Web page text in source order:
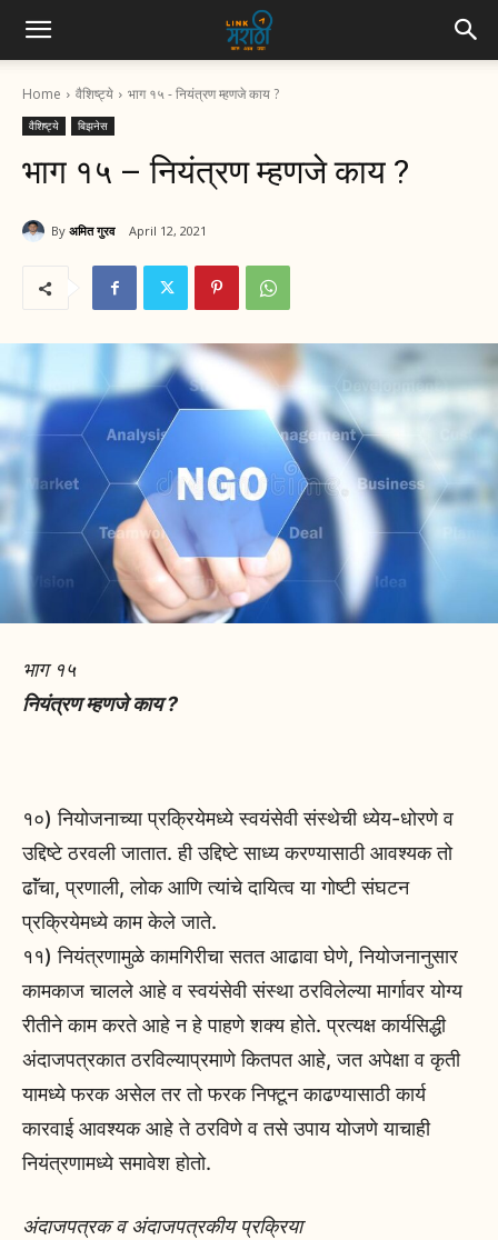
Home वैशिष्ट्ये भाग १५ - नियंत्रण म्हणजे काय ?
वैशिष्ट्ये बिझनेस
भाग १५ – नियंत्रण म्हणजे काय ?
By अमित गुरव April 12, 2021
भाग १५
नियंत्रण म्हणजे काय ?
१०) नियोजनाच्या प्रक्रियेमध्ये स्वयंसेवी संस्थेची ध्येय-धोरणे व
उद्दिष्टे ठरवली जातात. ही उद्दिष्टे साध्य करण्यासाठी आवश्यक तो
ढाॅंचा, प्रणाली, लोक आणि त्यांचे दायित्व या गोष्टी संघटन
प्रक्रियेमध्ये काम केले जाते.
११) नियंत्रणामुळे कामगिरीचा सतत आढावा घेणे, नियोजनानुसार
कामकाज चालले आहे व स्वयंसेवी संस्था ठरविलेल्या मार्गावर योग्य
रीतीने काम करते आहे न हे पाहणे शक्य होते. प्रत्यक्ष कार्यसिद्धी
अंदाजपत्रकात ठरविल्याप्रमाणे कितपत आहे, जत अपेक्षा व कृती
यामध्ये फरक असेल तर तो फरक निफ्टून काढण्यासाठी कार्य
कारवाई आवश्यक आहे ते ठरविणे व तसे उपाय योजणे याचाही
नियंत्रणामध्ये समावेश होतो.
अंदाजपत्रक व अंदाजपत्रकीय प्रक्रिया